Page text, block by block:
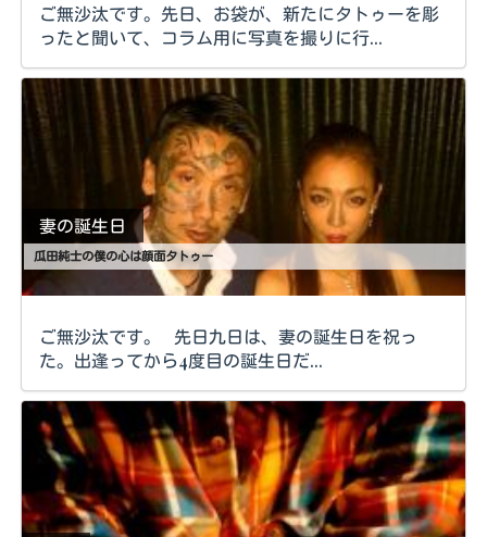
ご無沙汰です。先日、お袋が、新たにタトゥーを彫
ったと聞いて、コラム用に写真を撮りに行...
妻の誕生日
瓜田純士の僕の心は顔面タトゥー
ご無沙汰です。 先日九日は、妻の誕生日を祝っ
た。出逢ってから4度目の誕生日だ...